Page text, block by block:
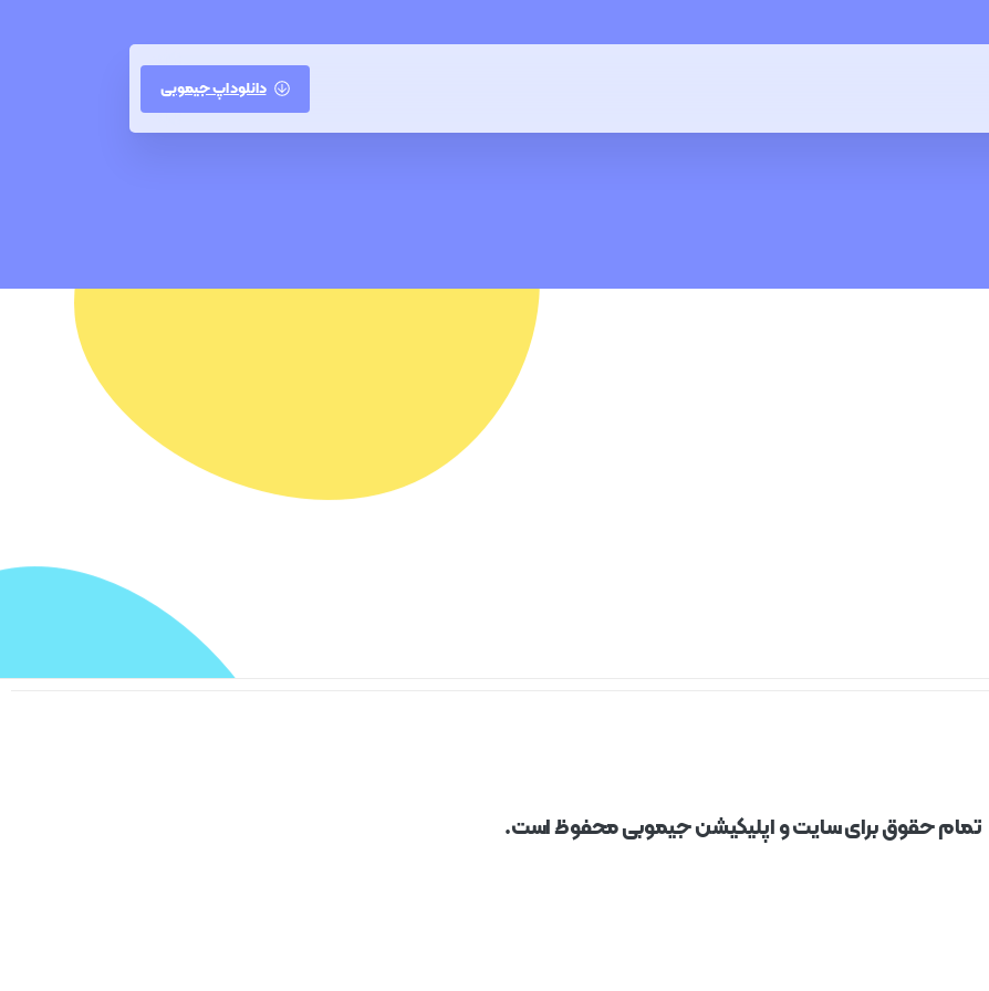
دانلود اپ جیموبی
تمام حقوق برای سایت و اپلیکیشن جیموبی محفوظ است.